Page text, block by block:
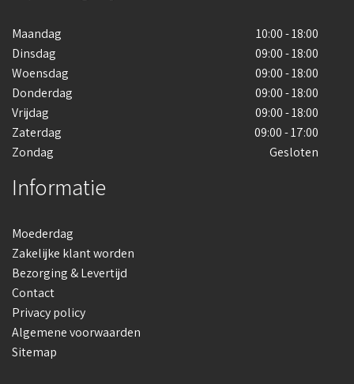
Maandag
10:00 - 18:00
Dinsdag
09:00 - 18:00
Woensdag
09:00 - 18:00
Donderdag
09:00 - 18:00
Vrijdag
09:00 - 18:00
Zaterdag
09:00 - 17:00
Zondag
Gesloten
Informatie
Moederdag
Zakelijke klant worden
Bezorging & Levertijd
Contact
Privacy policy
Algemene voorwaarden
Sitemap